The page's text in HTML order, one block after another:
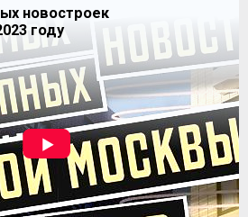
новостроек
году